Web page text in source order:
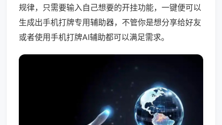
规律，只需要输入自己想要的开挂功能，一键便可以
生成出手机打牌专用辅助器，不管你是想分享给好友
或者使用手机打牌AI辅助都可以满足需求。